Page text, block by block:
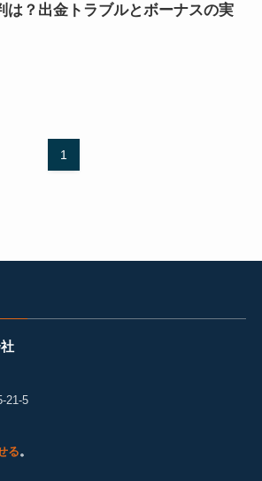
？出金トラブルとボーナスの実
1
21-5
る。